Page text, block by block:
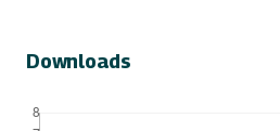
Downloads